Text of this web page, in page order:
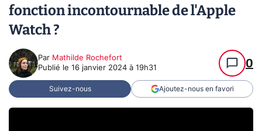
fonction incontournable de l'Apple
Watch ?
Par Mathilde Rochefort
Publié le 16 janvier 2024 à 19h31 0
Suivez-nous Ajoutez-nous en favori